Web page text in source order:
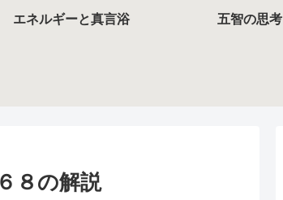
エネルギーと真言浴 五智の思考
８の解説